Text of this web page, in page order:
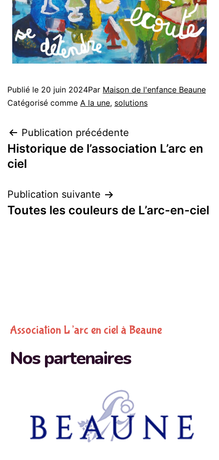
Publié le 20 juin 2024Par Maison de l'enfance Beaune
Catégorisé comme A la une, solutions
Publication précédente
Historique de l’association L’arc en
ciel
Publication suivante
Toutes les couleurs de L’arc-en-ciel
Association L’arc en ciel à Beaune
Nos partenaires